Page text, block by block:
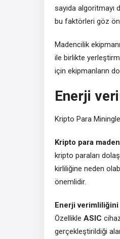
sayıda
bu faktörleri göz
Madencilik
ile birlikte
için ekipmanların
Enerji
Kripto Para
Kripto para
kripto paraları
kirliliğine neden
önemlidir.
Enerji
Özellikle ASIC
gerçekleştirildiği